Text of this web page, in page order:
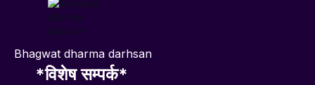
Bhagwat dharma darhsan
*विशेष सम्पर्क*